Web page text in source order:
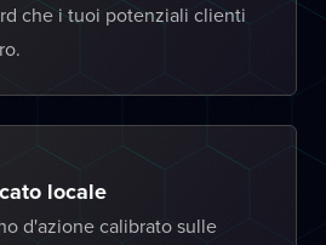
che i tuoi potenziali clienti
locale
d'azione calibrato sulle